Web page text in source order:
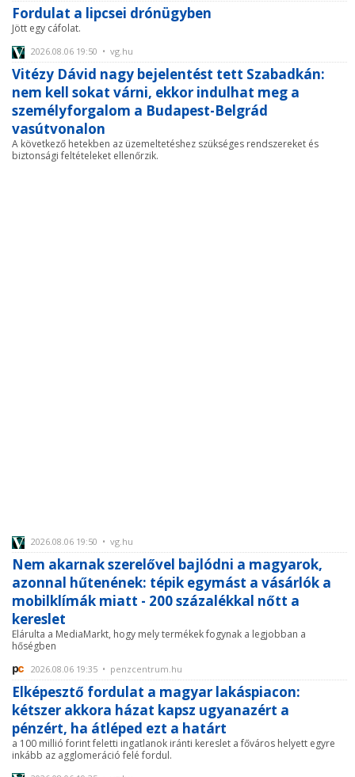
Fordulat a lipcsei drónügyben
Jött egy cáfolat.
2026.08.06 19:50 • vg.hu
Vitézy Dávid nagy bejelentést tett Szabadkán:
nem kell sokat várni, ekkor indulhat meg a
személyforgalom a Budapest-Belgrád
vasútvonalon
A következő hetekben az üzemeltetéshez szükséges rendszereket és
biztonsági feltételeket ellenőrzik.
2026.08.06 19:50 • vg.hu
Nem akarnak szerelővel bajlódni a magyarok,
azonnal hűtenének: tépik egymást a vásárlók a
mobilklímák miatt - 200 százalékkal nőtt a
kereslet
Elárulta a MediaMarkt, hogy mely termékek fogynak a legjobban a
hőségben
2026.08.06 19:35 • penzcentrum.hu
Elképesztő fordulat a magyar lakáspiacon:
kétszer akkora házat kapsz ugyanazért a
pénzért, ha átléped ezt a határt
a 100 millió forint feletti ingatlanok iránti kereslet a főváros helyett egyre
inkább az agglomeráció felé fordul.